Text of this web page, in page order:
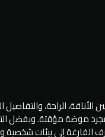
الأناقة، الراحة،
موضة مؤقتة. وبفضل
الفارغة إلى بيئات